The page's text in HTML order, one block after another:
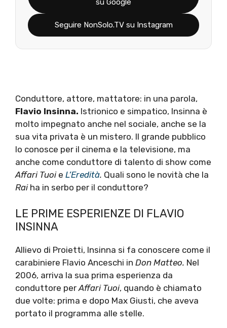
su Google
Seguire NonSolo.TV su Instagram
Conduttore, attore, mattatore: in una parola,
Flavio Insinna. Istrionico e simpatico, Insinna è
molto impegnato anche nel sociale, anche se la
sua vita privata è un mistero. Il grande pubblico
lo conosce per il cinema e la televisione, ma
anche come conduttore di talento di show come
Affari Tuoie L’Eredità. Quali sono le novità che la
Raiha in serbo per il conduttore?
LE PRIME ESPERIENZE DI FLAVIO
INSINNA
Allievo di Proietti, Insinna si fa conoscere come il
carabiniere Flavio Anceschi in Don Matteo. Nel
2006, arriva la sua prima esperienza da
conduttore per Affari Tuoi, quando è chiamato
due volte: prima e dopo Max Giusti, che aveva
portato il programma alle stelle.